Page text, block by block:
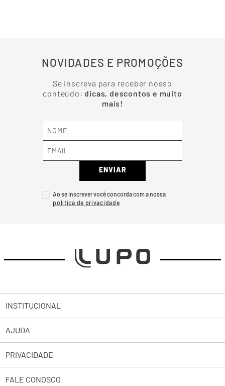
NOVIDADES E PROMOÇÕES
Se inscreva para receber nosso
conteúdo: dicas, descontos e muito
mais!
ENVIAR
Ao se inscrever você concorda com a nossa
INSTITUCIONAL
Sobre a Lupo
Trabalhe Conosco
Lojas
AJUDA
Abrir uma Solicitação
2ª Via de Boleto Pessoas Jurídicas
PRIVACIDADE
Política de Privacidade
FALE CONOSCO